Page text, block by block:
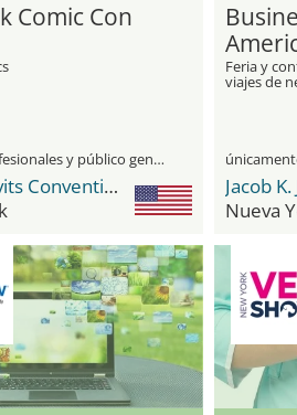
Comic Con
visitantes profesionales y público general
Jacob K. Javits Convention Center
Feria y
viajes de
Nueva